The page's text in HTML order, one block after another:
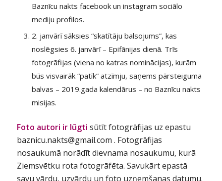
Baznīcu nakts facebook un instagram sociālo
mediju profilos.
2. janvārī sāksies “skatītāju balsojums”, kas
noslēgsies 6. janvārī – Epifānijas dienā. Trīs
fotogrāfijas (viena no katras nominācijas), kurām
būs visvairāk “patīk” atzīmju, saņems pārsteiguma
balvas – 2019.gada kalendārus – no Baznīcu nakts
misijas.
Foto autori ir lūgti sūtīt fotogrāfijas uz epastu
baznicu.nakts@gmail.com . Fotogrāfijas
nosaukumā norādīt dievnama nosaukumu, kurā
Ziemsvētku rota fotogrāfēta. Savukārt epastā
savu vārdu, uzvārdu un foto uzņemšanas datumu.